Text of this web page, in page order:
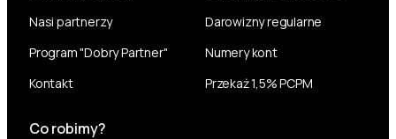
Nasi partnerzy
Program "Dobry Partner"
Kontakt
Darowizny regularne
Numery kont
Przekaż 1,5% PCPM
Co robimy?